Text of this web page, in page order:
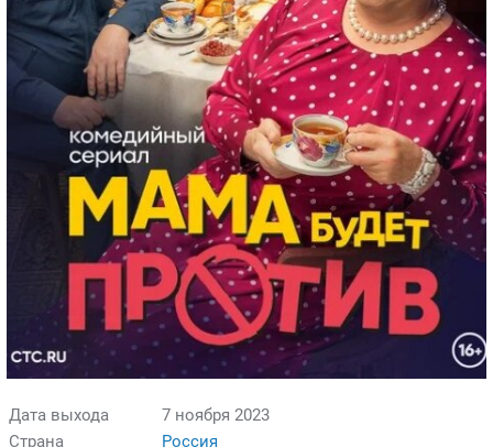
Дата выхода
7 ноября 2023
Страна
Россия